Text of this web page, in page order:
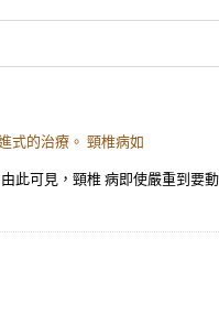
式的治療。 頸椎病如
可見，頸椎 病即使嚴重到要